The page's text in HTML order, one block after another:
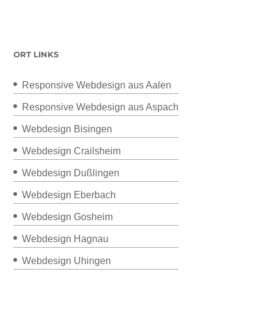
ORT LINKS
Responsive Webdesign aus Aalen
Responsive Webdesign aus Aspach
Webdesign Bisingen
Webdesign Crailsheim
Webdesign Dußlingen
Webdesign Eberbach
Webdesign Gosheim
Webdesign Hagnau
Webdesign Uhingen